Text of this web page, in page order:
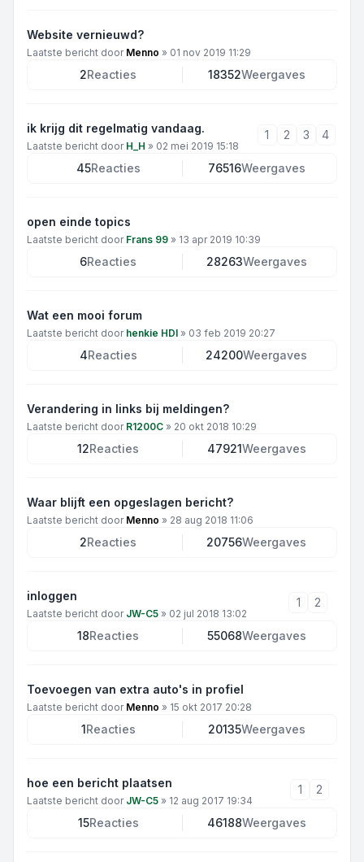
Website vernieuwd?
Laatste bericht door Menno » 01 nov 2019 11:29
2Reacties 18352Weergaves
ik krijg dit regelmatig vandaag.
Laatste bericht door H_H » 02 mei 2019 15:18
1 2 3 4
45Reacties 76516Weergaves
open einde topics
Laatste bericht door Frans 99 » 13 apr 2019 10:39
6Reacties 28263Weergaves
Wat een mooi forum
Laatste bericht door henkie HDI » 03 feb 2019 20:27
4Reacties 24200Weergaves
Verandering in links bij meldingen?
Laatste bericht door R1200C » 20 okt 2018 10:29
12Reacties 47921Weergaves
Waar blijft een opgeslagen bericht?
Laatste bericht door Menno » 28 aug 2018 11:06
2Reacties 20756Weergaves
inloggen
Laatste bericht door JW-C5 » 02 jul 2018 13:02
1 2
18Reacties 55068Weergaves
Toevoegen van extra auto's in profiel
Laatste bericht door Menno » 15 okt 2017 20:28
1Reacties 20135Weergaves
hoe een bericht plaatsen
Laatste bericht door JW-C5 » 12 aug 2017 19:34
1 2
15Reacties 46188Weergaves